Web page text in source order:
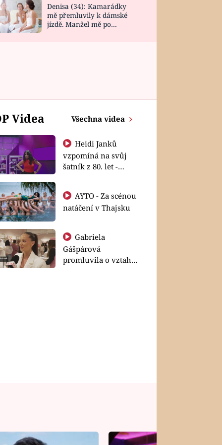
Denisa (34): Kamarádky
mě přemluvily k dámské
jízdě. Manžel mě po
Videa Všechna videa
Heidi Janků
vzpomíná na svůj
šatník z 80. let -
natáčení v Thajsku
Gabriela
Gášpárová
promluvila o vztahu